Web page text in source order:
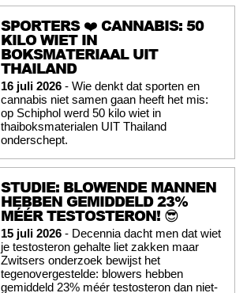
SPORTERS ❤️ CANNABIS: 50
KILO WIET IN
BOKSMATERIAAL UIT
THAILAND
16 juli 2026 - Wie denkt dat sporten en
cannabis niet samen gaan heeft het mis:
op Schiphol werd 50 kilo wiet in
thaiboksmaterialen UIT Thailand
onderschept.
STUDIE: BLOWENDE MANNEN
HEBBEN GEMIDDELD 23%
MÉÉR TESTOSTERON! 😎
15 juli 2026 - Decennia dacht men dat wiet
je testosteron gehalte liet zakken maar
Zwitsers onderzoek bewijst het
tegenovergestelde: blowers hebben
gemiddeld 23% méér testosteron dan niet-